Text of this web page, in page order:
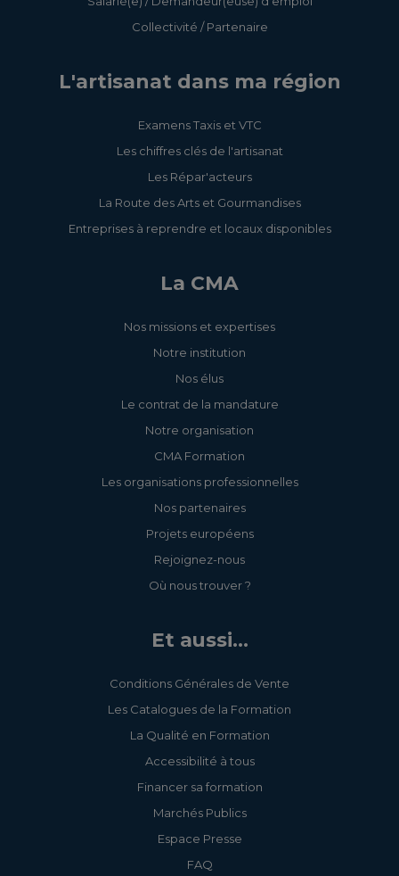
Collectivité / Partenaire
L'artisanat dans ma région
Examens Taxis et VTC
Les chiffres clés de l'artisanat
Les Répar'acteurs
La Route des Arts et Gourmandises
Entreprises à reprendre et locaux disponibles
La CMA
Nos missions et expertises
Notre institution
Nos élus
Le contrat de la mandature
Notre organisation
CMA Formation
Les organisations professionnelles
Nos partenaires
Projets européens
Rejoignez-nous
Où nous trouver ?
Et aussi...
Conditions Générales de Vente
Les Catalogues de la Formation
La Qualité en Formation
Accessibilité à tous
Financer sa formation
Marchés Publics
Espace Presse
FAQ